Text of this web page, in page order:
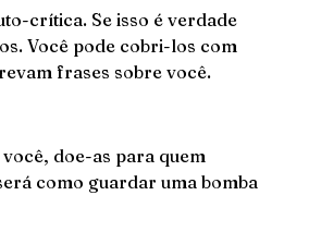
crítica. Se isso é verdade
Você pode cobri-los com
frases sobre você.
doe-as para quem
como guardar uma bomba